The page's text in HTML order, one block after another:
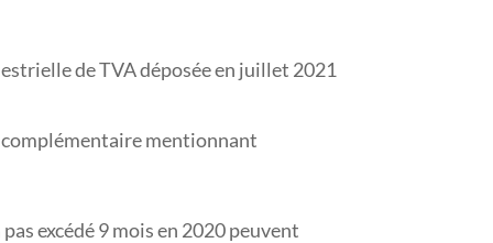
de TVA déposée en juillet 2021
complémentaire mentionnant
excédé 9 mois en 2020 peuvent